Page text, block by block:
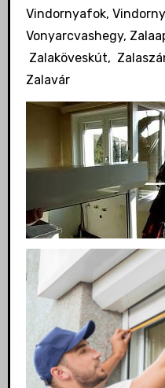
Vindornyafok,
Vonyarcvashegy,
Zalaköveskút,
Zalavár